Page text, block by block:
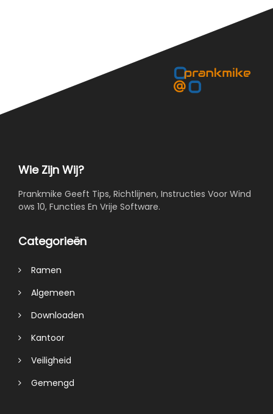
Wie Zijn Wij?
Prankmike Geeft Tips, Richtlijnen, Instructies Voor Wind
ows 10, Functies En Vrije Software.
Categorieën
Ramen
Algemeen
Downloaden
Kantoor
Veiligheid
Gemengd